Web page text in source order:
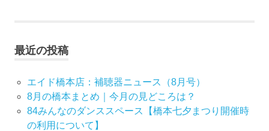
ゲ
シ
ョ
最近の投稿
エイド橋本店：補聴器ニュース（8月号）
8月の橋本まとめ｜今月の見どころは？
84みんなのダンススペース【橋本七夕まつり開催時
の利用について】